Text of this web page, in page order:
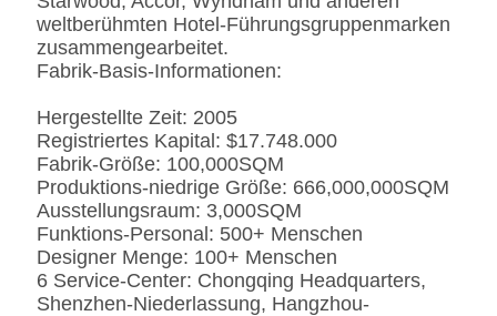
weltberühmten Hotel-Führungsgruppenmarken
zusammengearbeitet.
Fabrik-Basis-Informationen:
Hergestellte Zeit: 2005
Registriertes Kapital: $17.748.000
Fabrik-Größe: 100,000SQM
Produktions-niedrige Größe: 666,000,000SQM
Ausstellungsraum: 3,000SQM
Funktions-Personal: 500+ Menschen
Designer Menge: 100+ Menschen
6 Service-Center: Chongqing Headquarters,
Shenzhen-Niederlassung, Hangzhou-